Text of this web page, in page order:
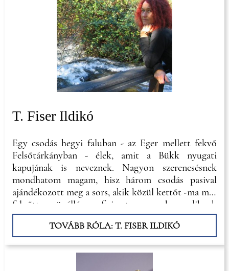
T. Fiser Ildikó
Egy csodás hegyi faluban - az Eger mellett fekvő
Felsőtárkányban - élek, amit a Bükk nyugati
kapujának is neveznek. Nagyon szerencsésnek
mondhatom magam, hisz három csodás pasival
ajándékozott meg a sors, akik közül kettőt -ma már
felnőtt, önálló-, fiaimat, a harmadiknak
köszönhetem. Családom szeretettel és megértéssel
vesz körül elfogadva kissé szétszórt és szeszélyes
természetemet. Az irodalom mellett a matematika
és a sport töltötte ki ifjú éveim nagy részét, így
TOVÁBB RÓLA: T. FISER ILDIKÓ